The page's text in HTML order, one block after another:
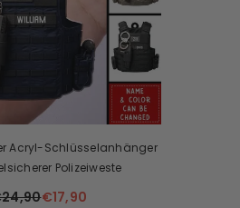
Acryl-Schlüsselanhänger
Polizeiweste
€17,90